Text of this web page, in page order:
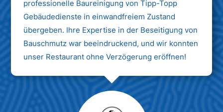
professionelle Baureinigung von Tipp-Topp
Gebäudedienste in einwandfreiem Zustand
übergeben. Ihre Expertise in der Beseitigung von
Bauschmutz war beeindruckend, und wir konnten
unser Restaurant ohne Verzögerung eröffnen!